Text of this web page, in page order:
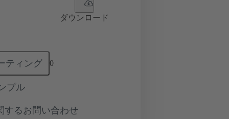
ダウンロード
ティング 0
プル
するお問い合わせ